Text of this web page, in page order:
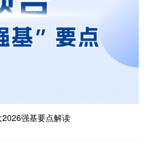
强基要点解读